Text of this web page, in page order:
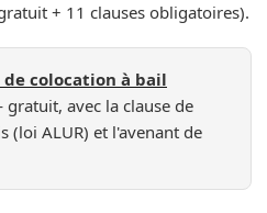
+ 11 clauses obligatoires).
colocation à bail
avec la clause de
(loi ALUR) et l'avenant de